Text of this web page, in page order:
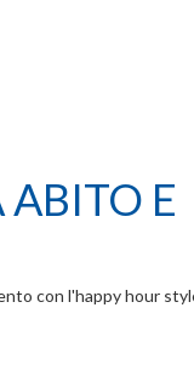
E
con l'happy hour